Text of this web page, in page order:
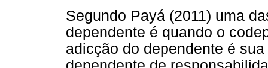
Segundo Payá (2011) uma
dependente é quando o
adicção do dependente é